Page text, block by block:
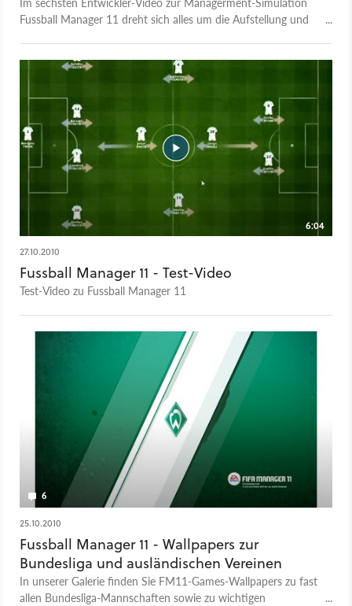
Fussball Manager 11 dreht sich alles um die Aufstellung und
6:04
27.10.2010
Fussball Manager 11 - Test-Video
Test-Video zu Fussball Manager 11
6
25.10.2010
Fussball Manager 11 - Wallpapers zur
Bundesliga und ausländischen Vereinen
In unserer Galerie finden Sie FM11-Games-Wallpapers zu fast
allen Bundesliga-Mannschaften sowie zu wichtigen